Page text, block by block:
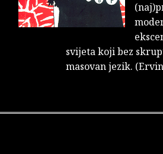
svijeta koji bez
masovan jezik.